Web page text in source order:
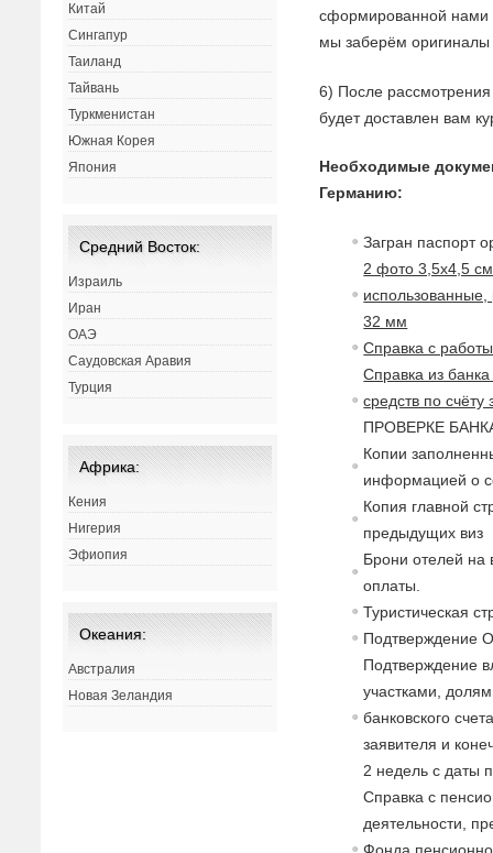
сформированной нами
мы заберём оригиналы
6) После рассмотрения
будет доставлен вам
Необходимые
Германию:
Загран паспорт
2 фото 3,5х4,5
32 мм
Справка с работы
Справка из
средств по
ПРОВЕРКЕ
Копии
информацией о
Копия главной
предыдущих виз
Брони отелей
оплаты.
Туристическая
Подтверждение
Подтверждение
участками,
банковского
заявителя и
2 недель с даты
Справка с
деятельности,
Фонда
Китай
Сингапур
Таиланд
Тайвань
Туркменистан
Южная Корея
Япония
Средний Восток:
Израиль
Иран
ОАЭ
Саудовская Аравия
Турция
Африка:
Кения
Нигерия
Эфиопия
Океания:
Австралия
Новая Зеландия